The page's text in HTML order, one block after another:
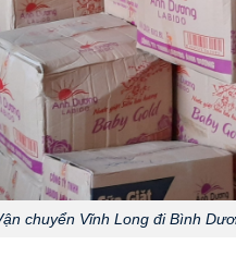
chuyển Vĩnh Long đi Bình